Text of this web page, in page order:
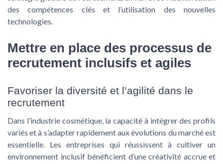
des compétences clés et l’utilisation des nouvelles
technologies.
Mettre en place des processus de
recrutement inclusifs et agiles
Favoriser la diversité et l’agilité dans le
recrutement
Dans l’industrie cosmétique, la capacité à intégrer des profils
variés et à s’adapter rapidement aux évolutions du marché est
essentielle. Les entreprises qui réussissent à cultiver un
environnement inclusif bénéficient d’une créativité accrue et